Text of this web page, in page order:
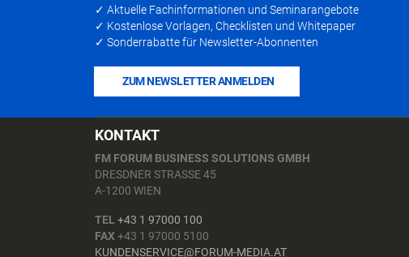
✓ Aktuelle Fachinformationen und Seminarangebote
✓ Kostenlose Vorlagen, Checklisten und Whitepaper
✓ Sonderrabatte für Newsletter-Abonnenten
ZUM NEWSLETTER ANMELDEN
KONTAKT
FM FORUM BUSINESS SOLUTIONS GMBH
DRESDNER STRASSE 45
A-1200 WIEN
TEL +43 1 97000 100
FAX+43 1 97000 5100
KUNDENSERVICE@FORUM-MEDIA.AT